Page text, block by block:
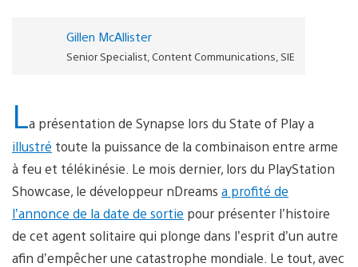
Gillen McAllister
Senior Specialist, Content Communications, SIE
La présentation de Synapse lors du State of Play a
illustré toute la puissance de la combinaison entre arme
à feu et télékinésie. Le mois dernier, lors du PlayStation
Showcase, le développeur nDreams a profité de
l’annonce de la date de sortie pour présenter l’histoire
de cet agent solitaire qui plonge dans l’esprit d’un autre
afin d’empêcher une catastrophe mondiale. Le tout, avec